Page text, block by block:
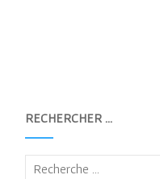
RECHERCHER …